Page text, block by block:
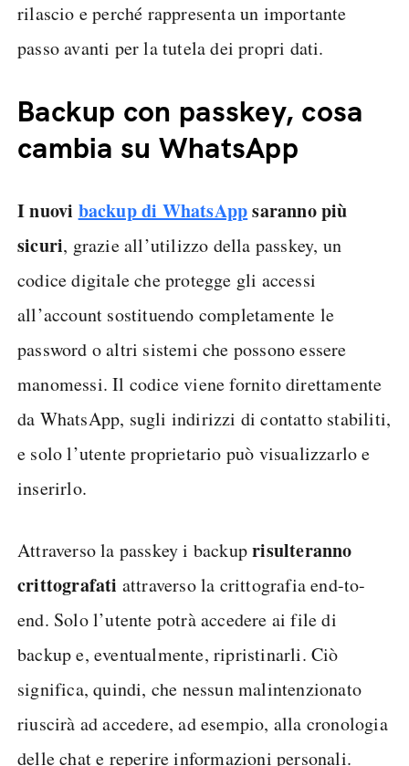
rilascio e perché rappresenta un importante
passo avanti per la tutela dei propri dati.
Backup con passkey, cosa
cambia su WhatsApp
I nuovi backup di WhatsAppsaranno più
sicuri, grazie all’utilizzo della passkey, un
codice digitale che protegge gli accessi
all’account sostituendo completamente le
password o altri sistemi che possono essere
manomessi. Il codice viene fornito direttamente
da WhatsApp, sugli indirizzi di contatto stabiliti,
e solo l’utente proprietario può visualizzarlo e
inserirlo.
Attraverso la passkey i backuprisulteranno
crittografati attraverso la crittografia end-to-
end. Solo l’utente potrà accedere ai file di
backup e, eventualmente, ripristinarli. Ciò
significa, quindi, che nessun malintenzionato
riuscirà ad accedere, ad esempio, alla cronologia
delle chat e reperire informazioni personali.